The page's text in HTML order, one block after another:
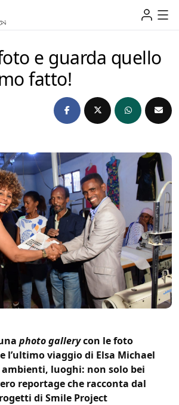
e guarda quello
fatto!
photo gallerycon le foto
l’ultimo viaggio di Elsa Michael
luoghi: non solo bei
reportage che racconta dal
di Smile Project